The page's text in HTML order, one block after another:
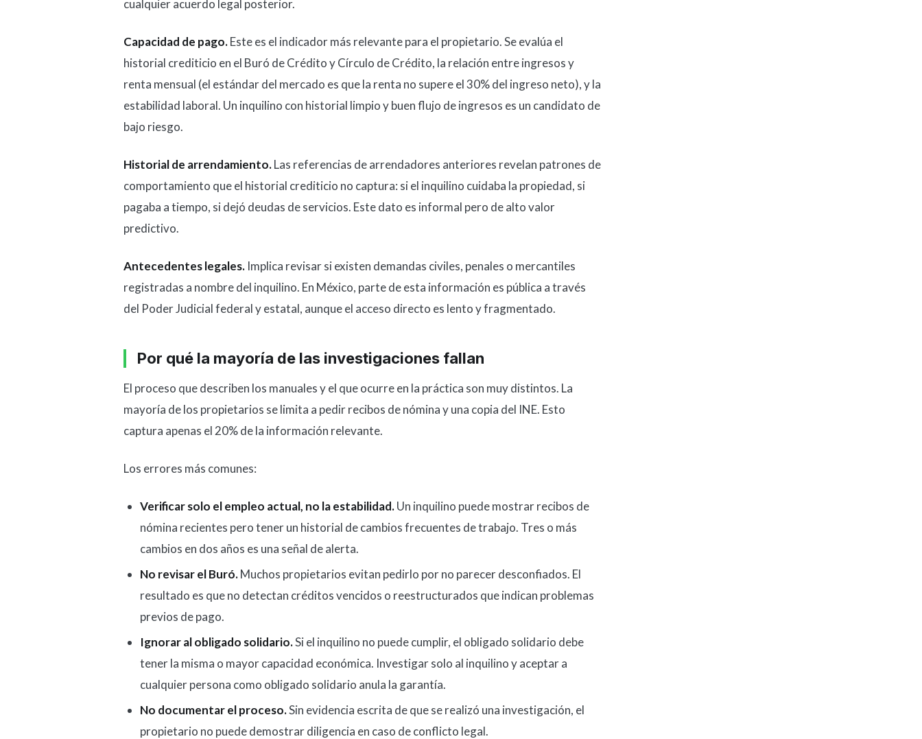
cualquier acuerdo legal posterior.
Capacidad de pago.Este es el indicador más relevante para el propietario. Se evalúa el
historial crediticio en el Buró de Crédito y Círculo de Crédito, la relación entre ingresos y
renta mensual (el estándar del mercado es que la renta no supere el 30% del ingreso neto), y la
estabilidad laboral. Un inquilino con historial limpio y buen flujo de ingresos es un candidato de
bajo riesgo.
Historial de arrendamiento.Las referencias de arrendadores anteriores revelan patrones de
comportamiento que el historial crediticio no captura: si el inquilino cuidaba la propiedad, si
pagaba a tiempo, si dejó deudas de servicios. Este dato es informal pero de alto valor
predictivo.
Antecedentes legales. Implica revisar si existen demandas civiles, penales o mercantiles
registradas a nombre del inquilino. En México, parte de esta información es pública a través
del Poder Judicial federal y estatal, aunque el acceso directo es lento y fragmentado.
Por qué la mayoría de las investigaciones fallan
El proceso que describen los manuales y el que ocurre en la práctica son muy distintos. La
mayoría de los propietarios se limita a pedir recibos de nómina y una copia del INE. Esto
captura apenas el 20% de la información relevante.
Los errores más comunes:
Verificar solo el empleo actual, no la estabilidad.Un inquilino puede mostrar recibos de
nómina recientes pero tener un historial de cambios frecuentes de trabajo. Tres o más
cambios en dos años es una señal de alerta.
No revisar el Buró.Muchos propietarios evitan pedirlo por no parecer desconfiados. El
resultado es que no detectan créditos vencidos o reestructurados que indican problemas
previos de pago.
Ignorar al obligado solidario.Si el inquilino no puede cumplir, el obligado solidario debe
tener la misma o mayor capacidad económica. Investigar solo al inquilino y aceptar a
cualquier persona como obligado solidario anula la garantía.
No documentar el proceso.Sin evidencia escrita de que se realizó una investigación, el
propietario no puede demostrar diligencia en caso de conflicto legal.